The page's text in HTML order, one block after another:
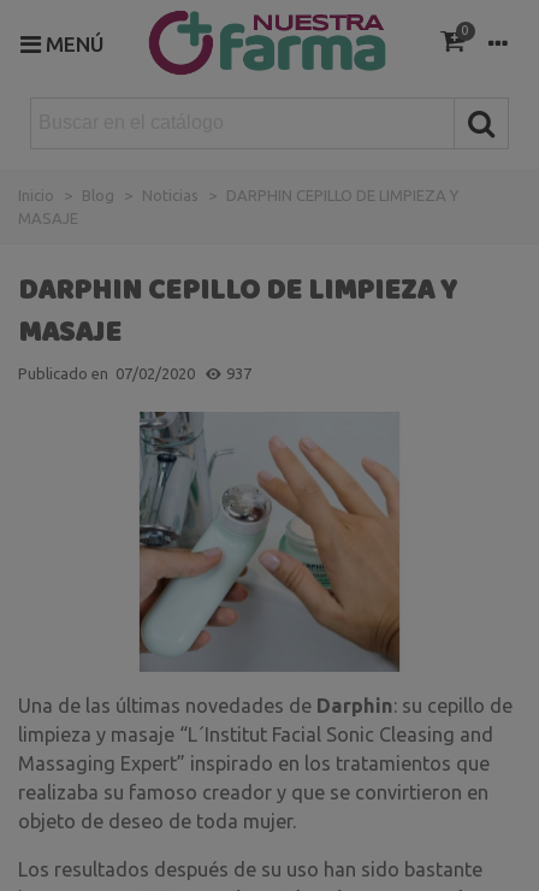
MENÚ
0
Inicio > Blog > Noticias >
DARPHIN CEPILLO DE LIMPIEZA Y
MASAJE
DARPHIN CEPILLO DE LIMPIEZA Y
MASAJE
Publicado en 07/02/2020 937
Una de las últimas novedades de Darphin: su cepillo de
limpieza y masaje “L´Institut Facial Sonic Cleasing and
Massaging Expert” inspirado en los tratamientos que
realizaba su famoso creador y que se convirtieron en
objeto de deseo de toda mujer.
Los resultados después de su uso han sido bastante